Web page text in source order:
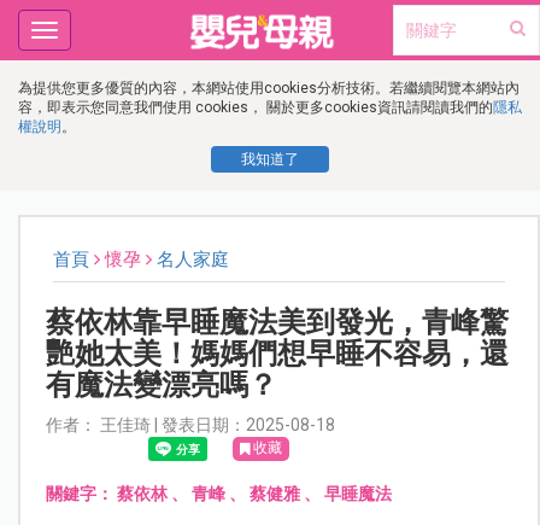
為提供您更多優質的內容，本網站使用cookies分析技術。若繼續閱覽本網站內
容，即表示您同意我們使用 cookies， 關於更多cookies資訊請閱讀我們的隱私
權說明 。
我知道了
Toggle
navigation
首頁 懷孕 名人家庭
蔡依林靠早睡魔法美到發光，青峰驚
艷她太美！媽媽們想早睡不容易，還
有魔法變漂亮嗎？
作者： 王佳琦 | 發表日期：2025-08-18
收藏
關鍵字： 蔡依林、 青峰、 蔡健雅、 早睡魔法